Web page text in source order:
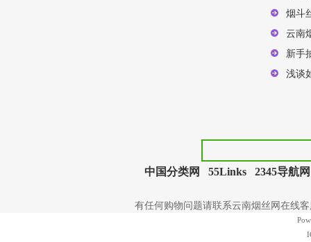
烟斗
云南
新手
浅谈
中国分类网 55Links 2345导航网
有任何购物问题请联系云南烟丝网在线